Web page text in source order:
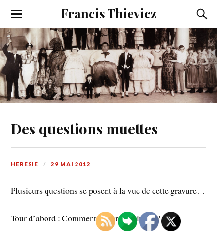
Francis Thievicz
Des questions muettes
HERESIE 29 MAI 2012
Plusieurs questions se posent à la vue de cette gravure…
Tour d’abord : Comment fesser la chimère?